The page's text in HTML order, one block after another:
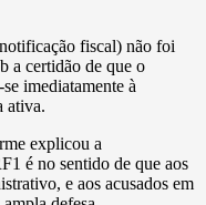
fiscal) não foi
a certidão de que o
imediatamente à
ativa.
explicou a
é no sentido de que aos
e aos acusados em